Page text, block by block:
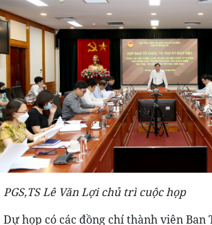
PGS,TS Lê Văn Lợi chủ trì cuộc họp
Dự họp có các đồng chí thành viên Ban